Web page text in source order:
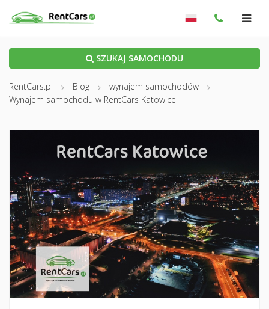
SZUKAJ SAMOCHODU
RentCars.pl Blog
wynajem samochodów
Wynajem samochodu w RentCars Katowice